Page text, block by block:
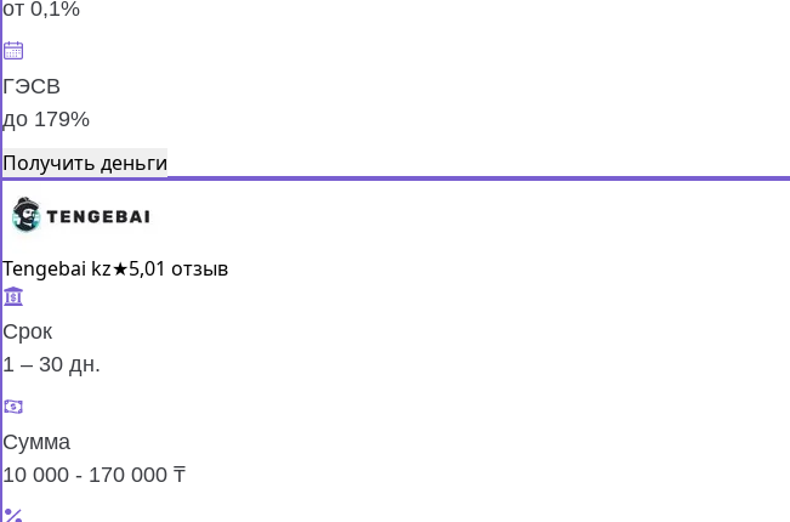
от 0,1%
ГЭСВ
до 179%
Получить деньги
Tengebai kz★5,01 отзыв
Срок
1 – 30 дн.
Сумма
10 000 - 170 000 ₸